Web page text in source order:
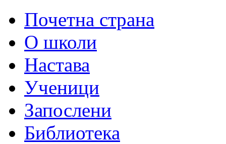
Почетна страна
О школи
Настава
Ученици
Запослени
Библиотека